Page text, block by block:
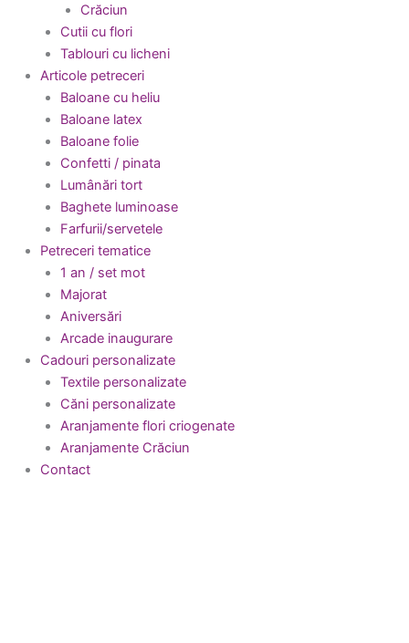
Crăciun
Cutii cu flori
Tablouri cu licheni
Articole petreceri
Baloane cu heliu
Baloane latex
Baloane folie
Confetti / pinata
Lumânări tort
Baghete luminoase
Farfurii/servetele
Petreceri tematice
1 an / set mot
Majorat
Aniversări
Arcade inaugurare
Cadouri personalizate
Textile personalizate
Căni personalizate
Aranjamente flori criogenate
Aranjamente Crăciun
Contact